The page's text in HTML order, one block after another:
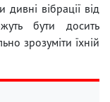
вібрації від
бути досить
зрозуміти їхній